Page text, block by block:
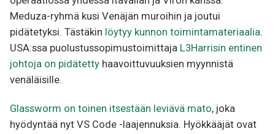
Meduza-ryhmä kusi Venäjän muroihin ja joutui
pidätetyksi. Tästäkin löytyy kunnon toimintamateriaalia.
USA:ssa puolustussopimustoimittaja L3Harrisin entinen
johtoja on pidätetty haavoittuvuuksien myynnistä
venäläisille.
Glassworm on toinen itsestään leviävä mato, joka
hyödyntää nyt VS Code -laajennuksia. Hyökkääjät ovat